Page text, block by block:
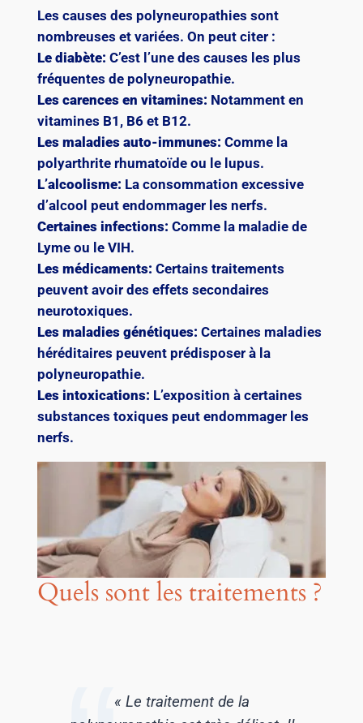
Les causes des polyneuropathies sont
nombreuses et variées. On peut citer :
Le diabète: C’est l’une des causes les plus
fréquentes de polyneuropathie.
Les carences en vitamines: Notamment en
vitamines B1, B6 et B12.
Les maladies auto-immunes: Comme la
polyarthrite rhumatoïde ou le lupus.
L’alcoolisme: La consommation excessive
d’alcool peut endommager les nerfs.
Certaines infections: Comme la maladie de
Lyme ou le VIH.
Les médicaments: Certains traitements
peuvent avoir des effets secondaires
neurotoxiques.
Les maladies génétiques: Certaines maladies
héréditaires peuvent prédisposer à la
polyneuropathie.
Les intoxications: L’exposition à certaines
substances toxiques peut endommager les
nerfs.
Quels sont les traitements ?
« Le traitement de la